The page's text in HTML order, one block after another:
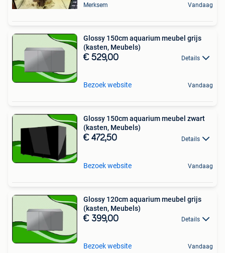
Merksem Vandaag
Glossy 150cm aquarium meubel grijs
(kasten, Meubels)
€ 529,00 Details
Bezoek website Vandaag
Glossy 150cm aquarium meubel zwart
(kasten, Meubels)
€ 472,50 Details
Bezoek website Vandaag
Glossy 120cm aquarium meubel grijs
(kasten, Meubels)
€ 399,00 Details
Bezoek website Vandaag